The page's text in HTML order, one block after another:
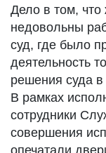
Дело в том, что
недовольны
суд, где было
деятельность
решения суда в
В рамках
сотрудники
совершения
опечатали